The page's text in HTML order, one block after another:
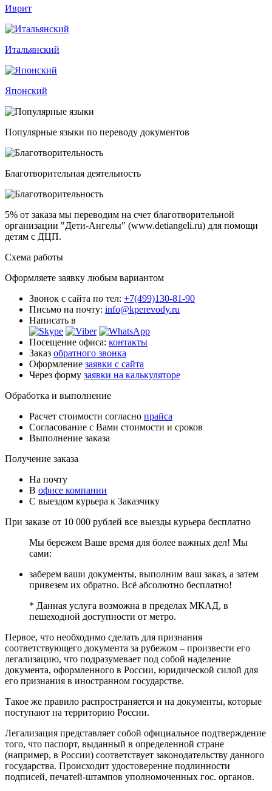
Иврит
Итальянский
Японский
Популярные языки по переводу документов
Благотворительная деятельность
5% от заказа мы переводим на счет благотворительной
организации "Дети-Ангелы" (www.detiangeli.ru) для помощи
детям с ДЦП.
Схема работы
Оформляете заявку любым вариантом
Звонок с сайта по тел: +7(499)130-81-90
Письмо на почту: info@kperevody.ru
Написать в
Посещение офиса: контакты
Заказ обратного звонка
Оформление заявки с сайта
Через форму заявки на калькуляторе
Обработка и выполнение
Расчет стоимости согласно прайса
Согласование с Вами стоимости и сроков
Выполнение заказа
Получение заказа
На почту
В офисе компании
С выездом курьера к Заказчику
При заказе от 10 000 рублей все выезды курьера бесплатно
Мы бережем Ваше время для более важных дел! Мы
сами:
заберем ваши документы, выполним ваш заказ, а затем
привезем их обратно. Всё абсолютно бесплатно!
* Данная услуга возможна в пределах МКАД, в
пешеходной доступности от метро.
Первое, что необходимо сделать для признания
соответствующего документа за рубежом – произвести его
легализацию, что подразумевает под собой наделение
документа, оформленного в России, юридической силой для
его признания в иностранном государстве.
Такое же правило распространяется и на документы, которые
поступают на территорию России.
Легализация представляет собой официальное подтверждение
того, что паспорт, выданный в определенной стране
(например, в России) соответствует законодательству данного
государства. Происходит удостоверение подлинности
подписей, печатей-штампов уполномоченных гос. органов.